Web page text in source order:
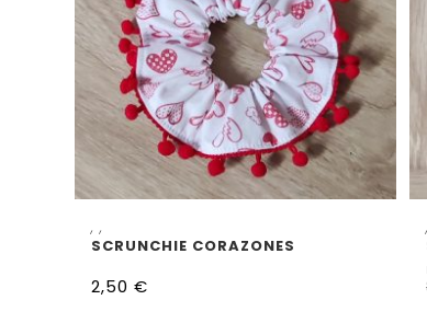
,,
SCRUNCHIE CORAZONES
2,50€